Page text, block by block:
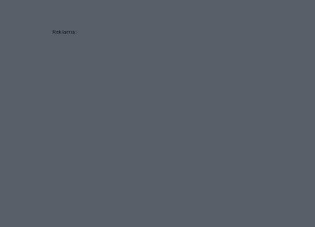
Reklama: